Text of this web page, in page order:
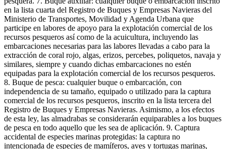
en la lista cuarta del Registro de Buques y Empresas Navieras del
Ministerio de Transportes, Movilidad y Agenda Urbana que
participe en labores de apoyo para la explotación comercial de los
recursos pesqueros así como de la acuicultura, incluyendo las
embarcaciones necesarias para las labores llevadas a cabo para la
extracción de coral rojo, algas, erizos, percebes, poliquetos, navaja y
similares, siempre y cuando dichas embarcaciones no estén
equipadas para la explotación comercial de los recursos pesqueros.
8. Buque de pesca: cualquier buque o embarcación, con
independencia de su tamaño, equipado o utilizado para la captura
comercial de los recursos pesqueros, inscrito en la lista tercera del
Registro de Buques y Empresas Navieras. Asimismo, a los efectos
de esta ley, las almadrabas se considerarán equiparables a los buques
de pesca en todo aquello que les sea de aplicación. 9. Captura
accidental de especies marinas protegidas: la captura no
intencionada de especies de mamíferos, aves y tortugas marinas,